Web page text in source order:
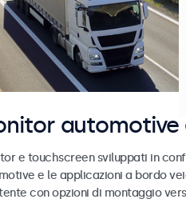
automotive
e touchscreen sviluppati in
e le applicazioni a bordo
con opzioni di montaggio